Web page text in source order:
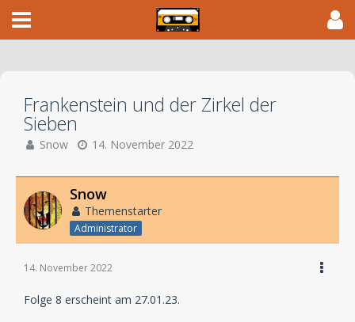
Frankenstein und der Zirkel der
Sieben
Snow 14. November 2022
Snow
Themenstarter
Administrator
14. November 2022
Folge 8 erscheint am 27.01.23.